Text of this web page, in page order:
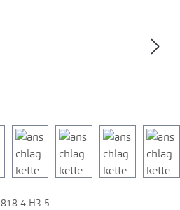
818-4-H3-5